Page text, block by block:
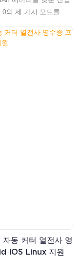
의 세 가지 모드를 지
적으로 사용할 수 있습
동 커터 열전사 영
IOS Linux 지원